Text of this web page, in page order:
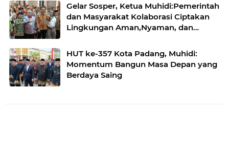
Gelar Sosper, Ketua Muhidi:Pemerintah
dan Masyarakat Kolaborasi Ciptakan
Lingkungan Aman,Nyaman, dan
HUT ke-357 Kota Padang, Muhidi:
Momentum Bangun Masa Depan yang
Berdaya Saing